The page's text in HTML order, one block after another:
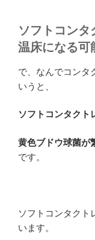
ソフトコンタ
温床になる可
で、なんでコンタ
いうと、
ソフトコンタクト
黄色ブドウ球菌が
です。
ソフトコンタクト
います。